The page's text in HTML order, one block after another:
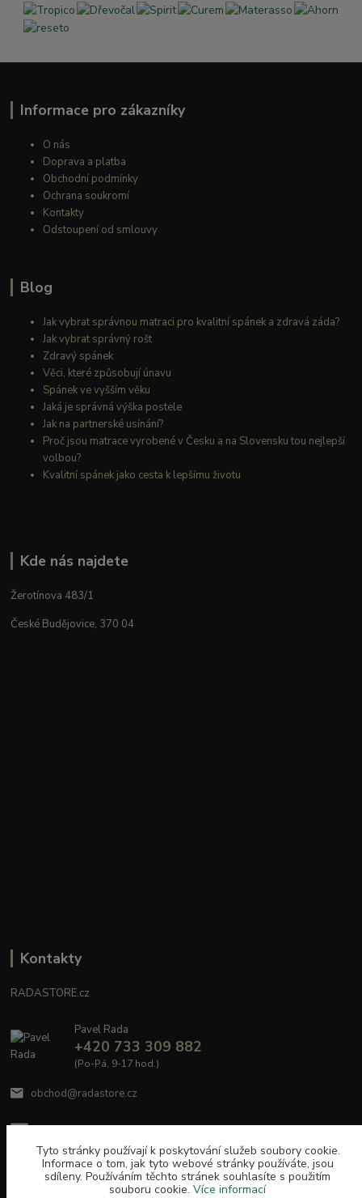
Informace pro zákazníky
O nás
Doprava a platba
Obchodní podmínky
Ochrana soukromí
Kontakty
Odstoupení od smlouvy
Blog
Jak vybrat správnou matraci pro kvalitní spánek a zdravá záda?
Jak vybrat správný rošt
Zdravý spánek
Věci, které způsobují únavu
Spánek ve vyšším věku
Jaká je správná výška postele
Jak na partnerské usínání?
Proč jsou matrace vyrobené v Česku a na Slovensku tou nejlepší
volbou?
Kvalitní spánek jako cesta k lepšímu životu
Kde nás najdete
Žerotínova 483/1
České Budějovice, 370 04
Kontakty
RADASTORE.cz
Pavel Rada
+420 733 309 882
(Po-Pá, 9-17 hod.)
obchod@radastore.cz
Tyto stránky používají k poskytování služeb soubory cookie.
Informace o tom, jak tyto webové stránky používáte, jsou
sdíleny. Používáním těchto stránek souhlasíte s použitím
souboru cookie. Více informací